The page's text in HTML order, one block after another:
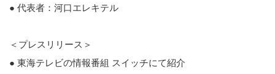
● 代表者：河口エレキテル
＜プレスリリース＞
● 東海テレビの情報番組 スイッチにて紹介